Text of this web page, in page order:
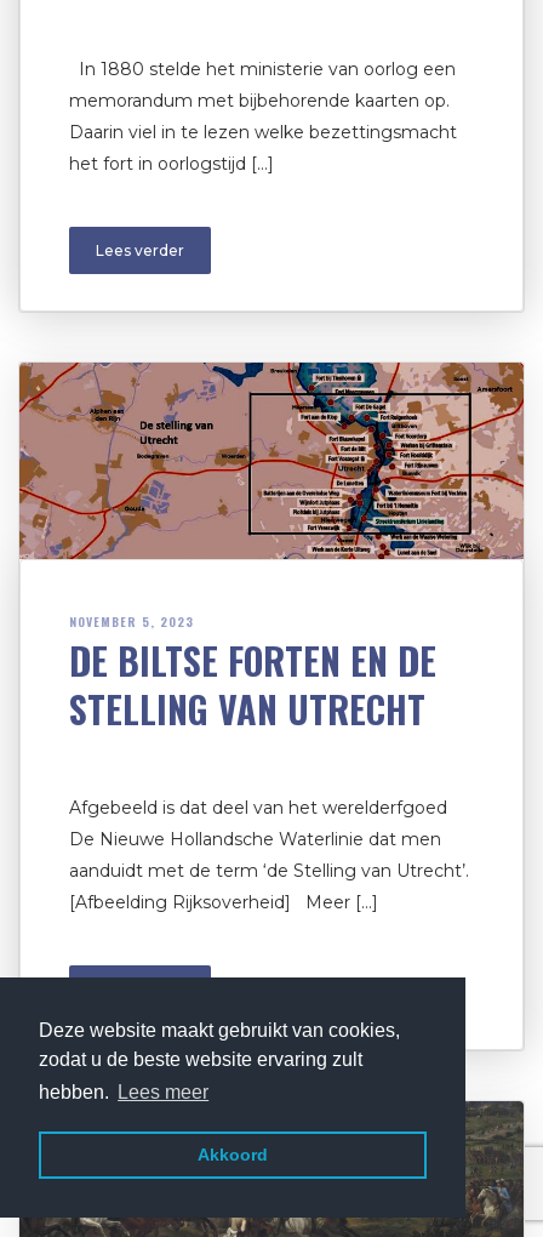
Deze website maakt gebruikt van cookies,
zodat u de beste website ervaring zult
hebben.
Lees meer
Akkoord
In 1880 stelde het ministerie van oorlog een
memorandum met bijbehorende kaarten op.
Daarin viel in te lezen welke bezettingsmacht
het fort in oorlogstijd […]
Lees verder
NOVEMBER 5, 2023
DE BILTSE FORTEN EN DE
STELLING VAN UTRECHT
Afgebeeld is dat deel van het werelderfgoed
De Nieuwe Hollandsche Waterlinie dat men
aanduidt met de term ‘de Stelling van Utrecht’.
[Afbeelding Rijksoverheid] Meer […]